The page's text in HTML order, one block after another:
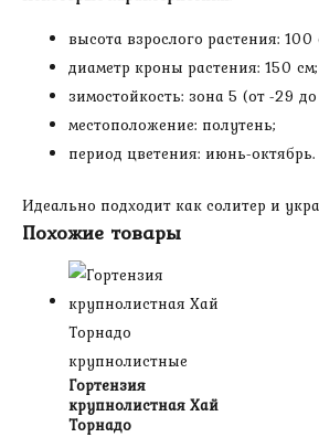
высота взрослого растения: 100
диаметр кроны растения: 150 см;
зимостойкость: зона 5 (от -29 до
местоположение: полутень;
период цветения: июнь-октябрь.
Идеально подходит как солитер и
Похожие товары
крупнолистные
Гортензия
крупнолистная Хай
Торнадо